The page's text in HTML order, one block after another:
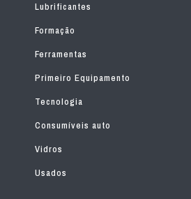
Lubrificantes
Formação
Ferramentas
Primeiro Equipamento
Tecnologia
Consumíveis auto
Vidros
Usados